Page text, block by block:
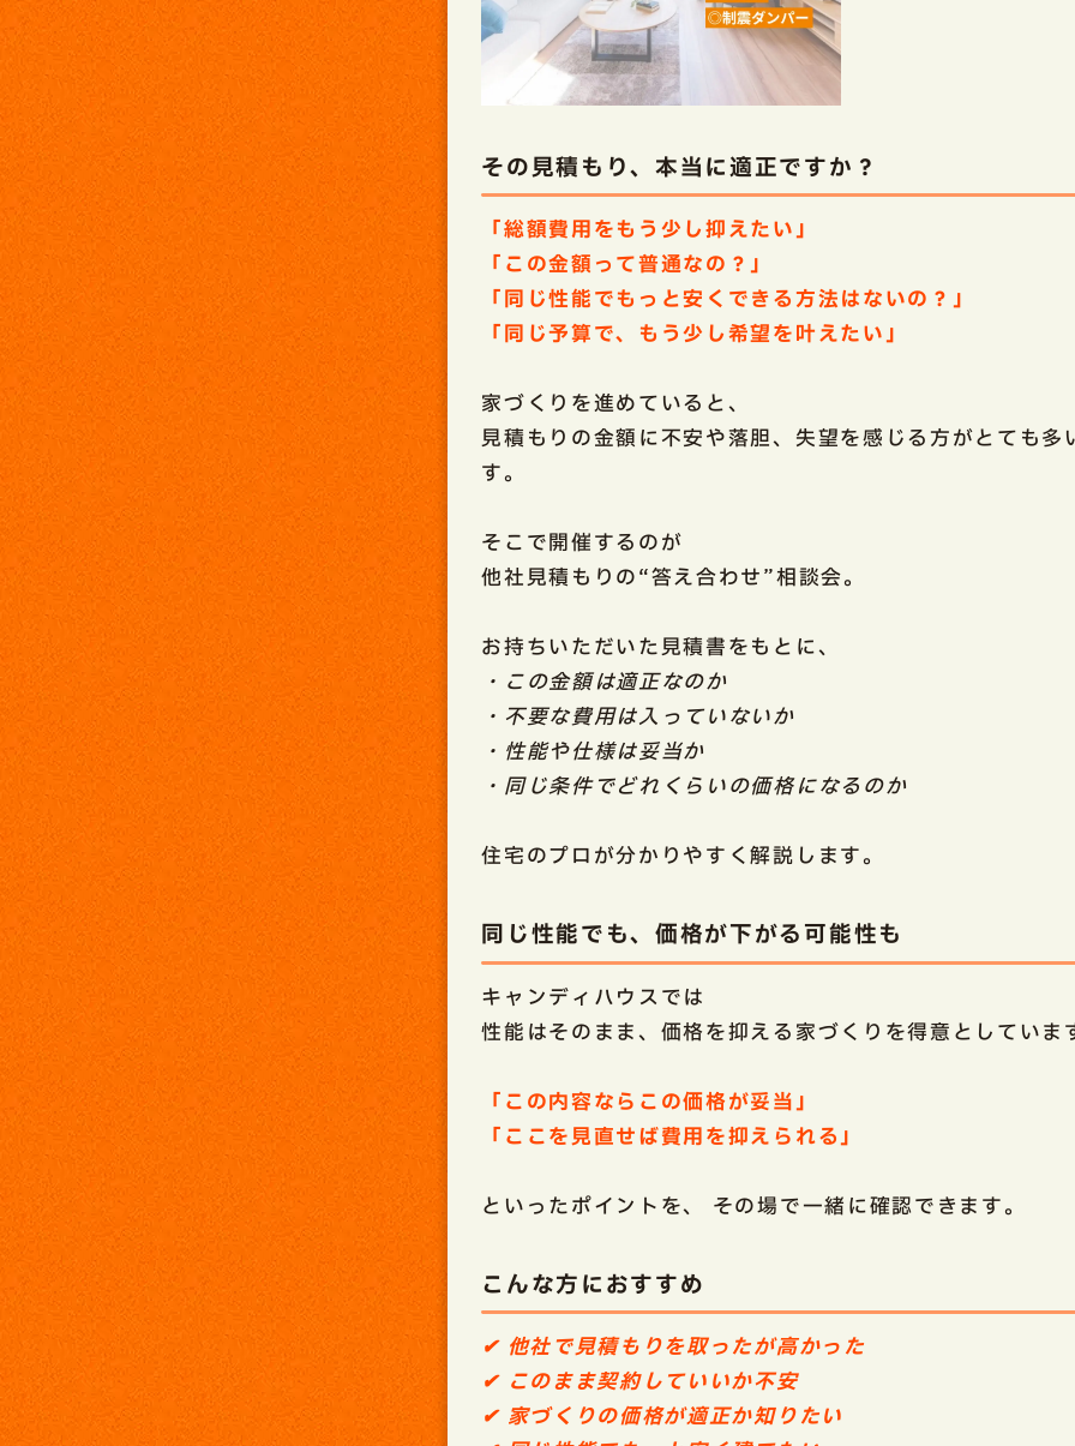
その見積もり、本当に適正ですか？
「総額費用をもう少し抑えたい」
「この金額って普通なの？」
「同じ性能でもっと安くできる方法はないの？」
「同じ予算で、もう少し希望を叶えたい」
家づくりを進めていると、
見積もりの金額に不安や落胆、失望を感じる方がとても多
す。
そこで開催するのが
他社見積もりの“答え合わせ”相談会。
お持ちいただいた見積書をもとに、
・この金額は適正なのか
・不要な費用は入っていないか
・性能や仕様は妥当か
・同じ条件でどれくらいの価格になるのか
住宅のプロが分かりやすく解説します。
同じ性能でも、価格が下がる可能性も
キャンディハウスでは
性能はそのまま、価格を抑える家づくりを得意としていま
「この内容ならこの価格が妥当」
「ここを見直せば費用を抑えられる」
といったポイントを、 その場で一緒に確認できます。
こんな方におすすめ
✔ 他社で見積もりを取ったが高かった
✔ このまま契約していいか不安
✔ 家づくりの価格が適正か知りたい